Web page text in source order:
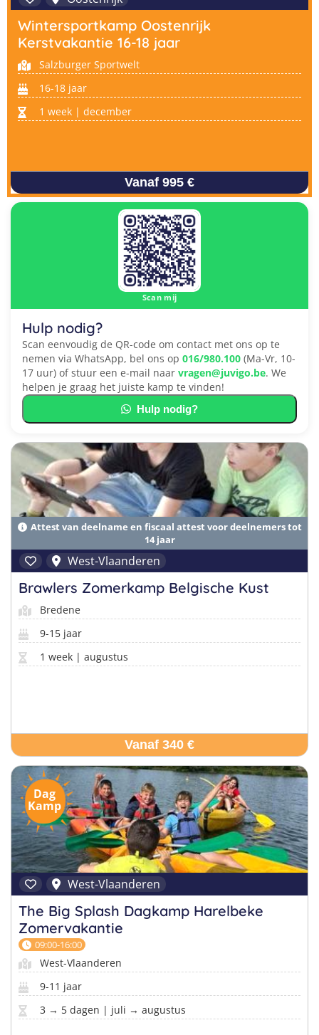
Wintersportkamp Oostenrijk
Kerstvakantie 16-18 jaar
Salzburger Sportwelt
16-18 jaar
1 week | december
Vanaf 995 €
Scan mij
Hulp nodig?
Scan eenvoudig de QR-code om contact met ons op te
nemen via WhatsApp, bel ons op 016/980.100 (Ma-Vr, 10-
17 uur) of stuur een e-mail naar vragen@juvigo.be. We
helpen je graag het juiste kamp te vinden!
Hulp nodig?
Attest van deelname en fiscaal attest voor deelnemers tot
14 jaar
West-Vlaanderen
Brawlers Zomerkamp Belgische Kust
Bredene
9-15 jaar
1 week | augustus
Vanaf 340 €
Dag
Kamp
West-Vlaanderen
The Big Splash Dagkamp Harelbeke
Zomervakantie
09:00-16:00
West-Vlaanderen
9-11 jaar
3 → 5 dagen | juli → augustus